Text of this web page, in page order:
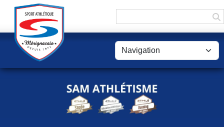
Panneau de gestion des cookies